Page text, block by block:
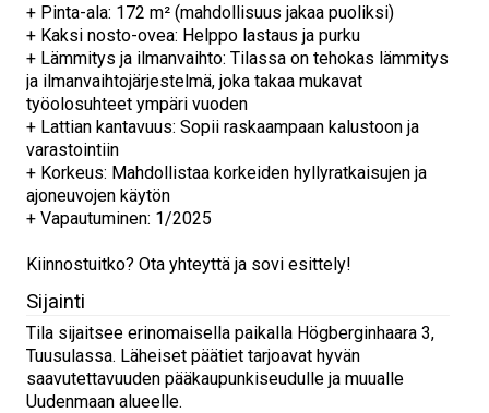
+ Pinta-ala: 172 m² (mahdollisuus jakaa puoliksi)
+ Kaksi nosto-ovea: Helppo lastaus ja purku
+ Lämmitys ja ilmanvaihto: Tilassa on tehokas lämmitys
ja ilmanvaihtojärjestelmä, joka takaa mukavat
työolosuhteet ympäri vuoden
+ Lattian kantavuus: Sopii raskaampaan kalustoon ja
varastointiin
+ Korkeus: Mahdollistaa korkeiden hyllyratkaisujen ja
ajoneuvojen käytön
+ Vapautuminen: 1/2025
Kiinnostuitko? Ota yhteyttä ja sovi esittely!
Sijainti
Tila sijaitsee erinomaisella paikalla Högberginhaara 3,
Tuusulassa. Läheiset päätiet tarjoavat hyvän
saavutettavuuden pääkaupunkiseudulle ja muualle
Uudenmaan alueelle.